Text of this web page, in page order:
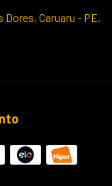
Dores, Caruaru - PE,